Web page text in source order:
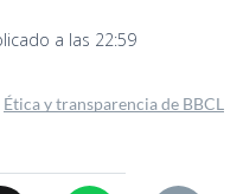
a las 22:59
Ética y transparencia de BBCL